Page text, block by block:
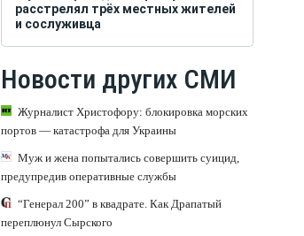
расстрелял трёх местных жителей
и сослуживца
Новости других СМИ
Журналист Христофору: блокировка морских
портов — катастрофа для Украины
Муж и жена попытались совершить суицид,
предупредив оперативные службы
“Генерал 200” в квадрате. Как Драпатый
переплюнул Сырского